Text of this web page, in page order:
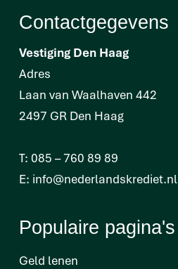
Contactgegevens
Vestiging Den Haag
Adres
Laan van Waalhaven 442
2497 GR Den Haag
T: 085 – 760 89 89
E: info@nederlandskrediet.nl
Populaire pagina's
Geld lenen